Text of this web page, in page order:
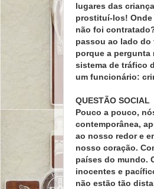
lugares das
prostituí-los! Onde
não foi
passou ao lado
porque a pergunta
sistema de tráfico
um funcionário:
QUESTÃO SOCIAL
Pouco a pouco,
contemporânea,
ao nosso redor e
nosso coração.
países do mundo.
inocentes e
não estão tão